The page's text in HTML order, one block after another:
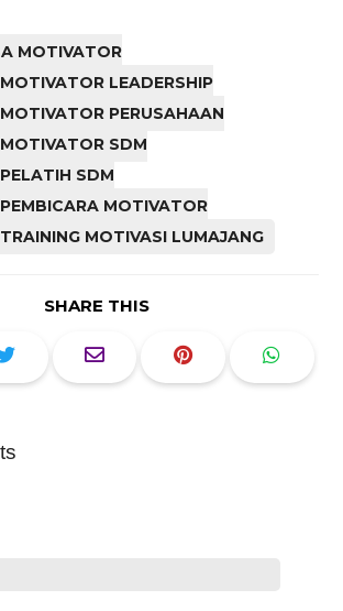
MOTIVATOR
MOTIVATOR LEADERSHIP
MOTIVATOR PERUSAHAAN
MOTIVATOR SDM
PELATIH SDM
PEMBICARA MOTIVATOR
TRAINING MOTIVASI LUMAJANG
SHARE THIS